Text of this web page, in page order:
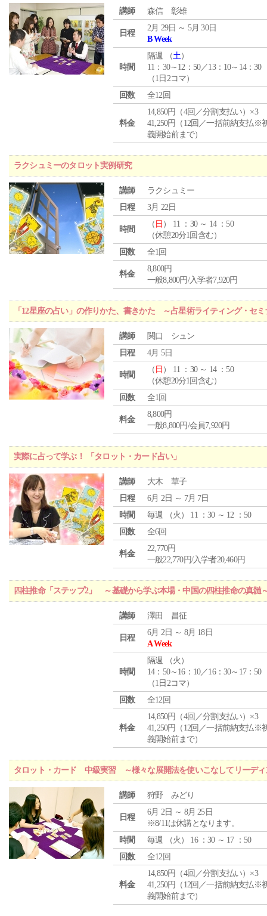
講師 森信 彰雄
日程
2月 29日 ～ 5月 30日
B Week
時間
隔週 （土）
11：30～12：50／13：10～14：30
（1日2コマ）
回数
全12回
料金
14,850円（4回／分割支払い）×3
41,250円（12回／一括前納支払※
義開始前まで）
ラクシュミーのタロット実例研究
講師
ラクシュミー
日程
3月 22日
時間
（ 日 ） 11 ：30 ～ 14 ：50
（休憩20分1回含む）
回数
全1回
料金
8,800円
一般8,800円/入学者7,920円
「12星座の占い」の作りかた、書きかた ～占星術ライティング・セミ
講師
関口 シュン
日程
4月 5日
時間
（ 日 ） 11 ：30 ～ 14 ：50
（休憩20分1回含む）
回数
全1回
料金
8,800円
一般8,800円/会員7,920円
実際に占って学ぶ！ 「タロット・カード占い」
講師
大木 華子
日程
6月 2日 ～ 7月 7日
時間
毎週 （火 ） 11 ：30 ～ 12 ：50
回数
全6回
料金
22,770円
一般22,770円/入学者20,460円
四柱推命「ステップ2」 ～基礎から学ぶ本場・中国の四柱推命の真髄
講師 澤田 昌征
日程
6月 2日 ～ 8月 18日
A Week
時間
隔週 （火 ）
14：50～16：10／16：30～17：50
（1日2コマ）
回数
全12回
料金
14,850円（4回／分割支払い）×3
41,250円（12回／一括前納支払※
義開始前まで）
タロット・カード 中級実習 ～様々な展開法を使いこなしてリーディ
講師 狩野 みどり
日程
6月 2日 ～ 8月 25日
※8/11は休講となります。
時間
毎週 （火 ） 16 ：30 ～ 17 ：50
回数
全12回
料金
14,850円（4回／分割支払い）×3
41,250円（12回／一括前納支払※
義開始前まで）